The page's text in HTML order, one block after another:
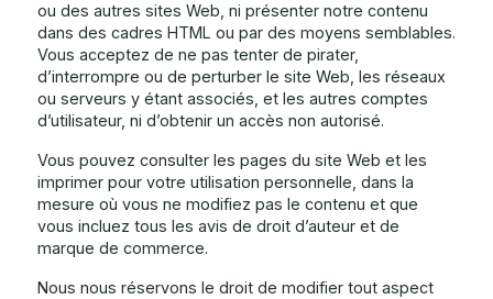
ou des autres sites Web, ni présenter notre contenu
dans des cadres HTML ou par des moyens semblables.
Vous acceptez de ne pas tenter de pirater,
d’interrompre ou de perturber le site Web, les réseaux
ou serveurs y étant associés, et les autres comptes
d’utilisateur, ni d’obtenir un accès non autorisé.
Vous pouvez consulter les pages du site Web et les
imprimer pour votre utilisation personnelle, dans la
mesure où vous ne modifiez pas le contenu et que
vous incluez tous les avis de droit d’auteur et de
marque de commerce.
Nous nous réservons le droit de modifier tout aspect